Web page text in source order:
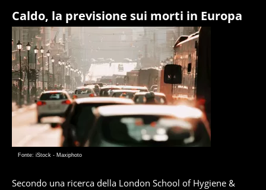
cronaca, motori, spettacolo e videogame.
Caldo, la previsione sui morti in Europa
Fonte: iStock - Maxiphoto
Secondo una ricerca della London School of Hygiene &